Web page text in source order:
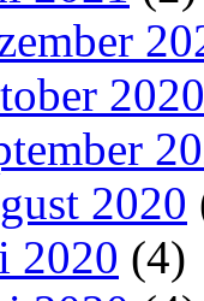
2020
2020
2020 (4)